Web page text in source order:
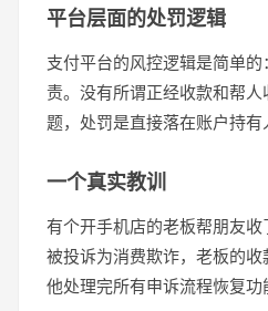
平台层面的处罚逻辑
支付平台的风控逻辑是简单
责。没有所谓正经收款和帮
题，处罚是直接落在账户持有
一个真实教训
有个开手机店的老板帮朋友
被投诉为消费欺诈，老板的
他处理完所有申诉流程恢复功